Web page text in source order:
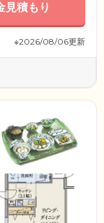
見積もり
※2026/08/06更新